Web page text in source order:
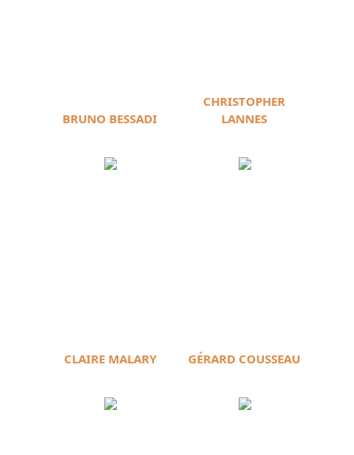
BRUNO BESSADI
CHRISTOPHER
LANNES
CLAIRE MALARY GÉRARD COUSSEAU